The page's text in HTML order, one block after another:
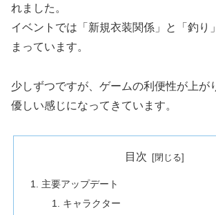
れました。
イベントでは「新規衣装関係」と「釣り
まっています。
少しずつですが、ゲームの利便性が上が
優しい感じになってきています。
目次
主要アップデート
キャラクター